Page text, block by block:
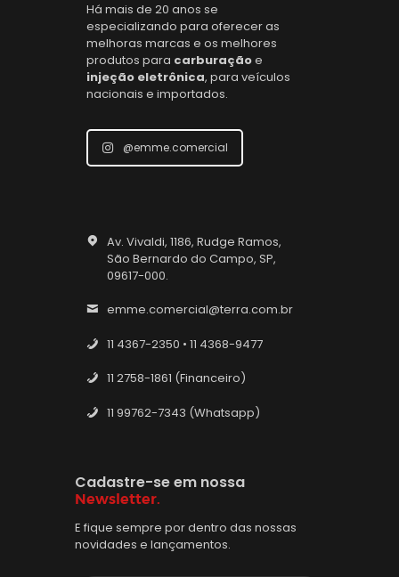
Há mais de 20 anos se
especializando para oferecer as
melhoras marcas e os melhores
produtos para carburaçãoe
injeção eletrônica, para veículos
nacionais e importados.
@emme.comercial
Av. Vivaldi, 1186, Rudge Ramos,
São Bernardo do Campo, SP,
09617-000.
emme.comercial@terra.com.br
11 4367-2350 • 11 4368-9477
11 2758-1861 (Financeiro)
11 99762-7343 (Whatsapp)
Cadastre-se em nossa
Newsletter.
E fique sempre por dentro das nossas
novidades e lançamentos.